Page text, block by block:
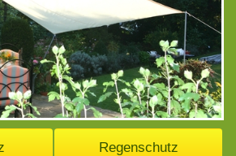
Regenschutz